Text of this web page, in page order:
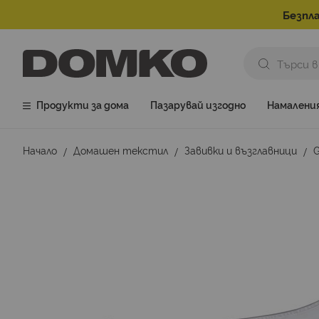
Продукти за дома Пазарувай изгодно
Начало Домашен текстил Завивки и възглавници